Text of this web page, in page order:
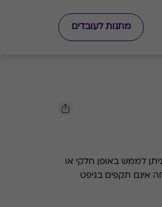
מתנות לעובדים
גיפט קארד למסעדת השף קפה נאפו עפ"י הערך הכספי הנקוב. ניתן לממש באופן חלקי או
את היתרה בכל זמן נתון. *קודי הנחה אינם תקפים בגיפט